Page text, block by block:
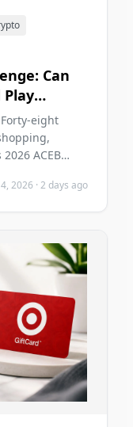
Can
Play
eight
ACEB
the main
2026 · 2 days ago